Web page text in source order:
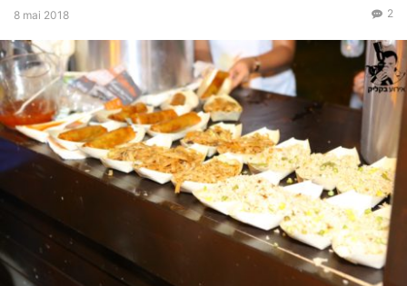
8 mai 2018 2